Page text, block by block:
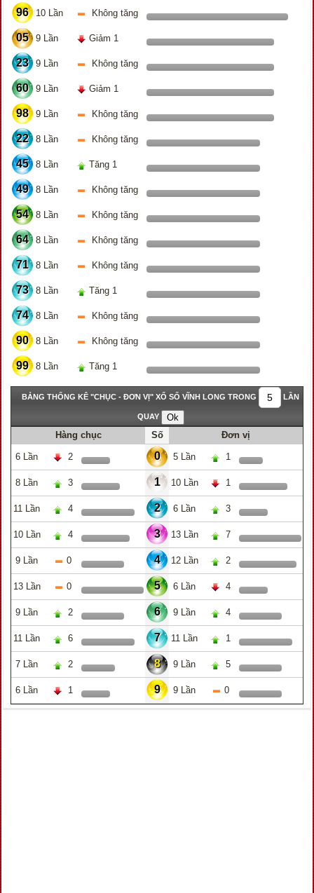
96 10 Lần Không tăng
05 9 Lần Giảm 1
23 9 Lần Không tăng
60 9 Lần Giảm 1
98 9 Lần Không tăng
22 8 Lần Không tăng
45 8 Lần Tăng 1
49 8 Lần Không tăng
54 8 Lần Không tăng
64 8 Lần Không tăng
71 8 Lần Không tăng
73 8 Lần Tăng 1
74 8 Lần Không tăng
90 8 Lần Không tăng
99 8 Lần Tăng 1
BẢNG THỐNG KÊ "CHỤC - ĐƠN VỊ" XỔ SỐ VĨNH LONG TRONG LẦN
QUAY
Hàng chục Số Đơn vị
6 Lần 2 0 5 Lần 1
8 Lần 3 1 10 Lần 1
11 Lần 4 2 6 Lần 3
10 Lần 4 3 13 Lần 7
9 Lần 0 4 12 Lần 2
13 Lần 0 5 6 Lần 4
9 Lần 2 6 9 Lần 4
11 Lần 6 7 11 Lần 1
7 Lần 2 8 9 Lần 5
6 Lần 1 9 9 Lần 0